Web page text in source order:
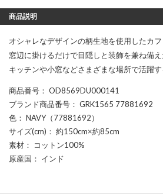
商品説明
オシャレなデザインの柄生地を使用したカフ
窓辺に掛けるだけで目隠しと装飾を兼ね備え
キッチンや小窓などさまざまな場所で活躍す
商品番号 ： OD8569DU000141
ブランド商品番号 ： GRK1565 77881692
色 ： NAVY（77881692）
サイズ(cm) ： 約150cm×約85cm
素材 ： コットン100%
原産国 ： インド